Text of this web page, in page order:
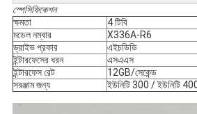
স্পেসিফিকেশন
ক্ষমতা
4 টিবি
মডেল নম্বার
X336A-R6
ড্রাইভ প্রকার
এইচডিডি
ইন্টারফেসের ধরন
এসএএস
ইন্টারফেস রেট
12GB/সেকেন্ড
সরঞ্জাম জন্য
ইউনিটি 300 / ইউনিটি